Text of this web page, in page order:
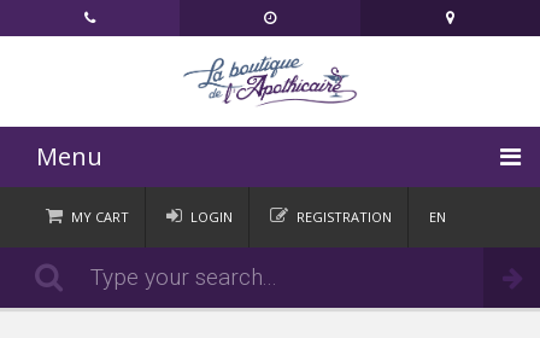
Menu
HOME
CATEGORIES
MY CART
Order
LOGIN REGISTRATION EN